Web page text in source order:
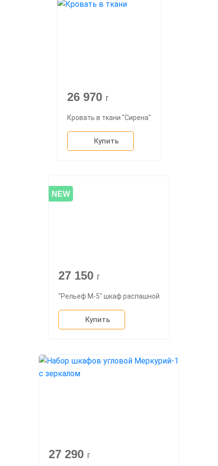
26 970 г
Кровать в ткани "Сирена"
Купить
NEW
27 150 г
"Рельеф М-5" шкаф распашной
Купить
27 290 г